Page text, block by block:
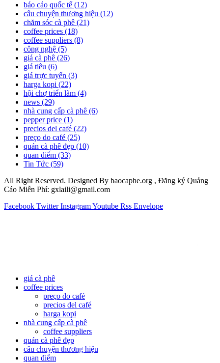
báo cáo quốc tế (12)
câu chuyện thương hiệu (12)
chăm sóc cà phê (21)
coffee prices (18)
coffee suppliers (8)
công nghệ (5)
giá cà phê (26)
giá tiêu (6)
giá trực tuyến (3)
harga kopi (22)
hội chợ triển lãm (4)
news (29)
nhà cung cấp cà phê (6)
pepper price (1)
precios del café (22)
preço do café (25)
quán cà phê đẹp (10)
quan điểm (33)
Tin Tức (59)
All Right Reserved. Designed By baocaphe.org , Đăng ký Quảng
Cáo Miễn Phí: gxlaili@gmail.com
Facebook Twitter InstagramYoutube Rss Envelope
giá cà phê
coffee prices
preço do café
precios del café
harga kopi
nhà cung cấp cà phê
coffee suppliers
quán cà phê đẹp
câu chuyện thương hiệu
quan điểm